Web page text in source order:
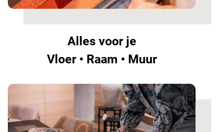
Alles voor je
Vloer • Raam • Muur